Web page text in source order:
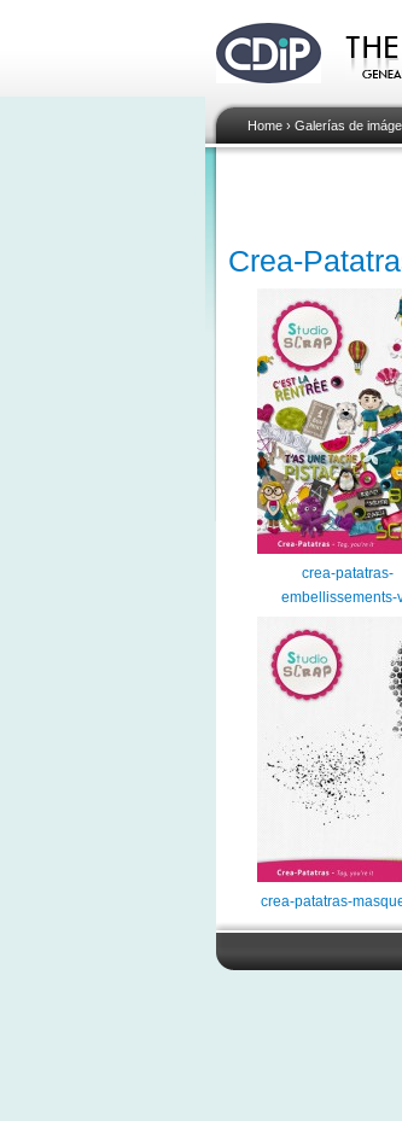
Home› Galerías de
Crea-
crea-patatras-
embellissements-
crea-patatras-